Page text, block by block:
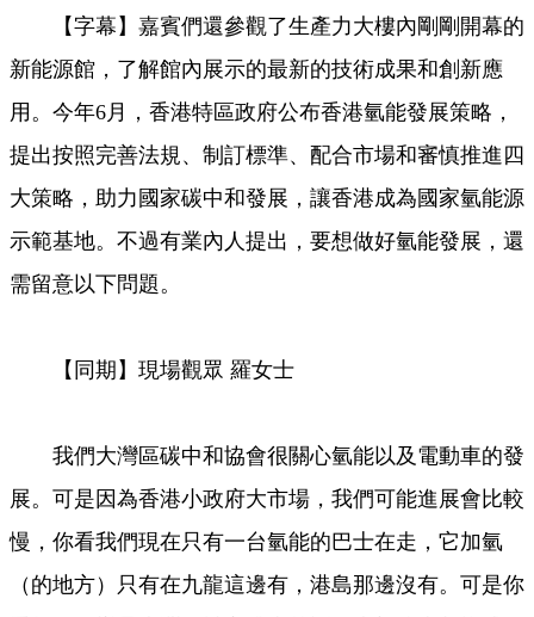
【字幕】嘉賓們還參觀了生產力大樓內剛剛開幕的
新能源館，了解館內展示的最新的技術成果和創新應
用。今年6月，香港特區政府公布香港氫能發展策略，
提出按照完善法規、制訂標準、配合市場和審慎推進四
大策略，助力國家碳中和發展，讓香港成為國家氫能源
示範基地。不過有業內人提出，要想做好氫能發展，還
需留意以下問題。
【同期】現場觀眾 羅女士
我們大灣區碳中和協會很關心氫能以及電動車的發
展。可是因為香港小政府大市場，我們可能進展會比較
慢，你看我們現在只有一台氫能的巴士在走，它加氫
（的地方）只有在九龍這邊有，港島那邊沒有。可是你